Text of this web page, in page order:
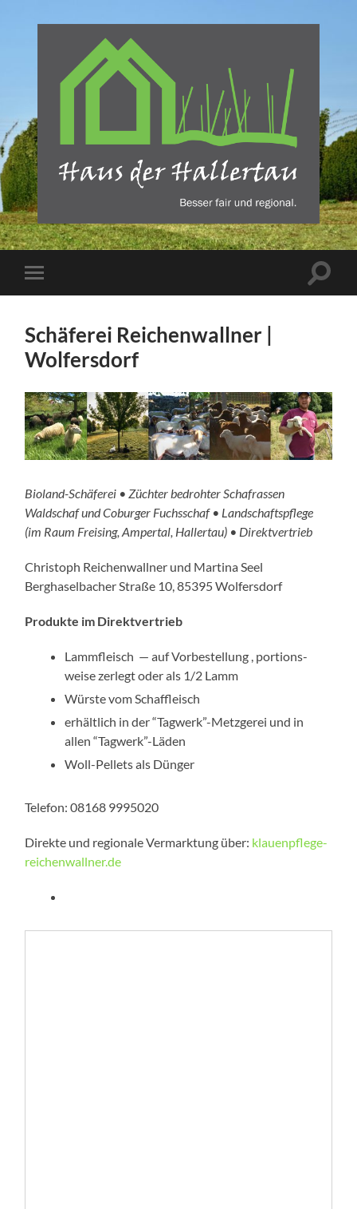
Haus
der
Hallertau
Freising
Mobile-
Menü
Schäferei Reichenwallner |
Wolfersdorf
Bioland-Schäferei • Züchter bedrohter Schafrassen
Waldschaf und Coburger Fuchsschaf • Landschaftspflege
(im Raum Freising, Ampertal, Hallertau) • Direktvertrieb
Christoph Reichenwallner und Martina Seel
Berghaselbacher Straße 10, 85395 Wolfersdorf
Produkte im Direktvertrieb
Lammfleisch — auf Vorbestellung , porti­ons­
weise zerlegt oder als 1/2 Lamm
Würste vom Schaffleisch
erhältlich in der “Tagwerk”-Metzgerei und in
allen “Tagwerk”-Läden
Woll-Pellets als Dünger
Telefon: 08168 9995020
Direkte und regionale Vermarktung über: klauenpflege-
reichenwallner.de